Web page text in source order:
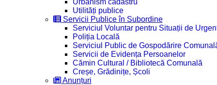
Urbanism cadastru
Utilități publice
Servicii Publice în Subordine
Serviciul Voluntar pentru Situații de
Poliția Locală
Serviciul Public de Gospodărire
Servicii de Evidența Persoanelor
Cămin Cultural / Bibliotecă Comunală
Creșe, Grădinițe, Școli
Anunțuri